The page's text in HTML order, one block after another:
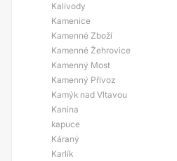
Kalivody
Kamenice
Kamenné Zboží
Kamenné Žehrovice
Kamenný Most
Kamenný Přívoz
Kamýk nad Vltavou
Kanina
kapuce
Káraný
Karlík